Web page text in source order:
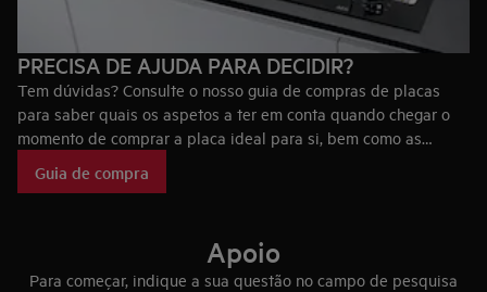
PRECISA DE AJUDA PARA DECIDIR?
Tem dúvidas? Consulte o nosso guia de compras de placas
para saber quais os aspetos a ter em conta quando chegar o
momento de comprar a placa ideal para si, bem como as
Guia de compra
Apoio
Para começar, indique a sua questão no campo de pesquisa